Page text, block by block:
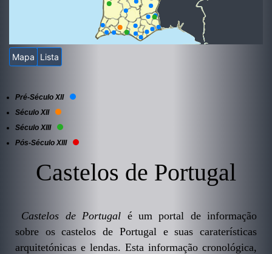
Mapa Lista
Pré-Século XII
Século XII
Século XIII
Pós-Século XIII
Castelos de Portugal
Castelos de Portugal é um portal de informação
sobre os castelos de Portugal e suas caraterísticas
arquitetónicas e lendas. Esta informação cronológica,